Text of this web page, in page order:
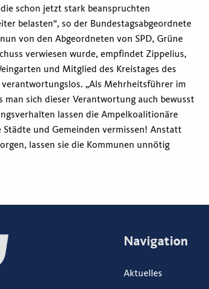
schon jetzt stark beanspruchten
belasten“, so der Bundestagsabgeordnete
von den Abgeordneten von SPD, Grüne
verwiesen wurde, empfindet Zippelius,
und Mitglied des Kreistages des
verantwortungslos. „Als Mehrheitsführer im
man sich dieser Verantwortung auch bewusst
lassen die Ampelkoalitionäre
Städte und Gemeinden vermissen! Anstatt
lassen sie die Kommunen unnötig
Navigation
Aktuelles